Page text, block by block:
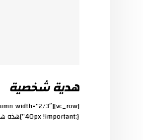
هدية شخصية
40px !important;}”]هذه هي قائمة المشاريع ...